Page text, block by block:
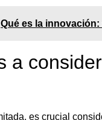
Qué es la
a
es crucial